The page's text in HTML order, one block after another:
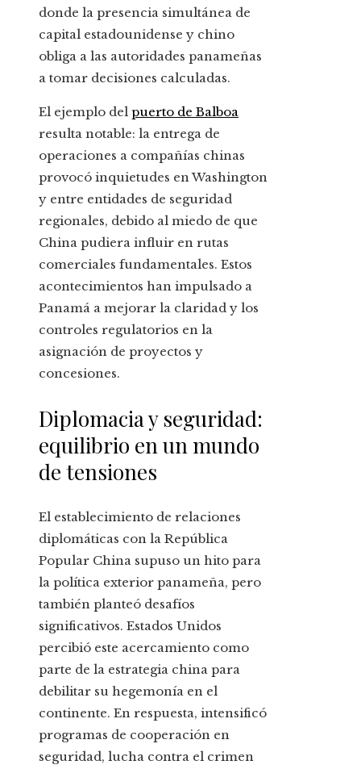
donde la presencia simultánea de
capital estadounidense y chino
obliga a las autoridades panameñas
a tomar decisiones calculadas.
El ejemplo del puerto de Balboa
resulta notable: la entrega de
operaciones a compañías chinas
provocó inquietudes en Washington
y entre entidades de seguridad
regionales, debido al miedo de que
China pudiera influir en rutas
comerciales fundamentales. Estos
acontecimientos han impulsado a
Panamá a mejorar la claridad y los
controles regulatorios en la
asignación de proyectos y
concesiones.
Diplomacia y seguridad:
equilibrio en un mundo
de tensiones
El establecimiento de relaciones
diplomáticas con la República
Popular China supuso un hito para
la política exterior panameña, pero
también planteó desafíos
significativos. Estados Unidos
percibió este acercamiento como
parte de la estrategia china para
debilitar su hegemonía en el
continente. En respuesta, intensificó
programas de cooperación en
seguridad, lucha contra el crimen